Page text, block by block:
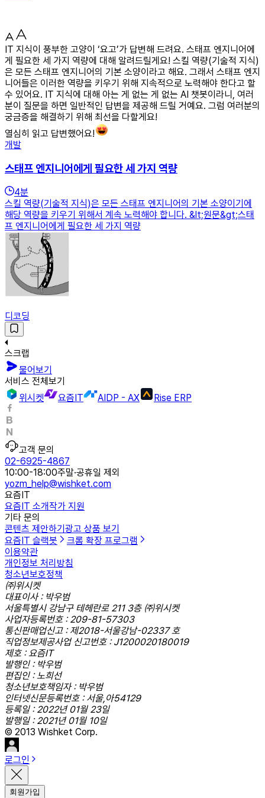
IT 지식이 풍부한 고양이 ‘요고’가 답변해 드려요. 스태프 엔지니어에
게 필요한 세 가지 역량에 대해 알려드릴게요! 스킬 역량(기술적 지식)
은 모든 스태프 엔지니어의 기본 소양이라고 해요. 그래서 스태프 엔지
니어들은 이러한 역량을 키우기 위해 지속적으로 노력해야 한다고 할
수 있어요. IT 지식에 대해 아는 게 없는 게 없는 AI 챗봇이라니, 여러
분이 질문을 하면 일반적인 답변을 제공해 드릴 거예요. 그럼 여러분의
궁금증을 해결하기 위해 최선을 다할게요!
열심히 읽고 답변했어요!
개발
스태프 엔지니어에게 필요한 세 가지 역량
4분
스킬 역량(기술적 지식)은 모든 스태프 엔지니어의 기본 소양이기에
해당 역량을 키우기 위해서 계속 노력해야 합니다. &lt;원문&gt;스태
프 엔지니어에게 필요한 세 가지 역량
디코딩
스크랩
물어보기
서비스 전체보기
위시켓
요즘IT AIDP - AX Rise ERP
고객 문의
02-6925-4867
10:00-18:00주말·공휴일 제외
yozm_help@wishket.com
요즘IT
요즘IT 소개작가 지원
기타 문의
콘텐츠 제안하기 광고 상품 보기
요즘IT 슬랙봇
크롬 확장 프로그램
이용약관
개인정보 처리방침
청소년보호정책
㈜위시켓
대표이사 : 박우범
서울특별시 강남구 테헤란로 211 3층 ㈜위시켓
사업자등록번호 : 209-81-57303
통신판매업신고 : 제2018-서울강남-02337 호
직업정보제공사업 신고번호 : J1200020180019
제호 : 요즘IT
발행인 : 박우범
편집인 : 노희선
청소년보호책임자 : 박우범
인터넷신문등록번호 : 서울,아54129
등록일 : 2022년 01월 23일
발행일 : 2021년 01월 10일
© 2013 Wishket Corp.
로그인
회원가입